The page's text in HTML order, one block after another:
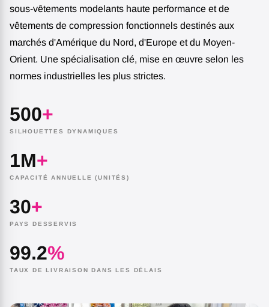
sous-vêtements modelants haute performance et de
vêtements de compression fonctionnels destinés aux
marchés d'Amérique du Nord, d'Europe et du Moyen-
Orient. Une spécialisation clé, mise en œuvre selon les
normes industrielles les plus strictes.
500+
SILHOUETTES DYNAMIQUES
1M+
CAPACITÉ ANNUELLE (UNITÉS)
30+
PAYS DESSERVIS
99.2%
TAUX DE LIVRAISON DANS LES DÉLAIS